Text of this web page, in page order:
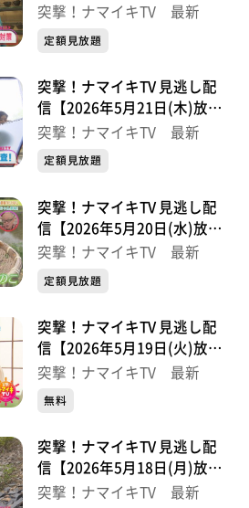
分】
突撃！ナマイキTV 最新
定額見放題
突撃！ナマイキTV 見逃し配
信【2026年5月21日(木)放送
分】
突撃！ナマイキTV 最新
定額見放題
突撃！ナマイキTV 見逃し配
信【2026年5月20日(水)放送
分】
突撃！ナマイキTV 最新
定額見放題
突撃！ナマイキTV 見逃し配
信【2026年5月19日(火)放送
分】
突撃！ナマイキTV 最新
無料
突撃！ナマイキTV 見逃し配
信【2026年5月18日(月)放送
分】
突撃！ナマイキTV 最新